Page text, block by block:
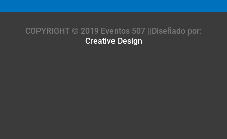
COPYRIGHT © 2019 Eventos 507 ||Diseñado por:
Creative Design